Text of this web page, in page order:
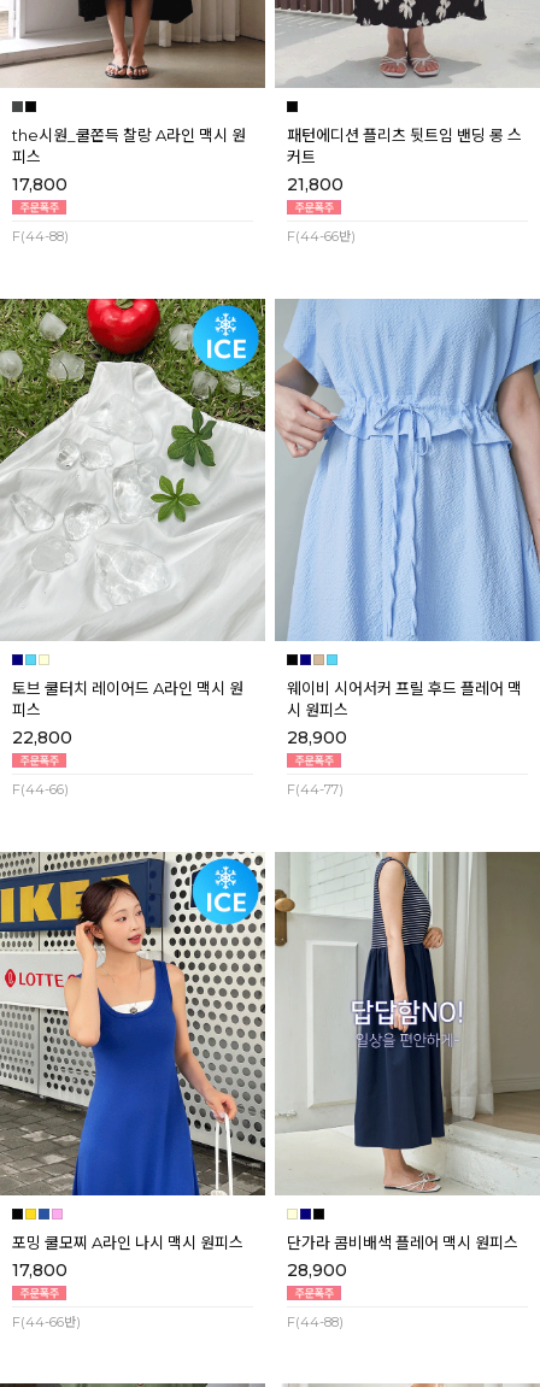
the시원_쿨쫀득 찰랑 A라인 맥시 원
피스
17,800
F(44-88)
패턴에디션 플리츠 뒷트임 밴딩 롱 스
커트
21,800
F(44-66반)
토브 쿨터치 레이어드 A라인 맥시 원
피스
22,800
F(44-66)
웨이비 시어서커 프릴 후드 플레어 맥
시 원피스
28,900
F(44-77)
포밍 쿨모찌 A라인 나시 맥시 원피스
17,800
F(44-66반)
단가라 콤비배색 플레어 맥시 원피스
28,900
F(44-88)